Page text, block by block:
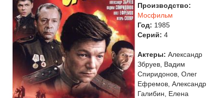
Производство:
Мосфильм
Год: 1985
Cерий: 4
Актеры: Александр
Збруев, Вадим
Спиридонов, Олег
Ефремов, Александр
Галибин, Елена